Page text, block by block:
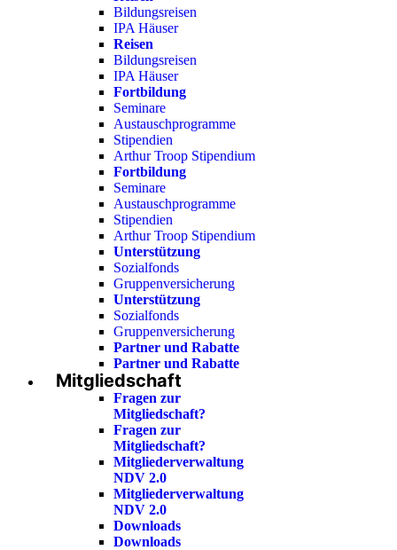
Bildungsreisen
IPA Häuser
Reisen
Bildungsreisen
IPA Häuser
Fortbildung
Seminare
Austauschprogramme
Stipendien
Arthur Troop Stipendium
Fortbildung
Seminare
Austauschprogramme
Stipendien
Arthur Troop Stipendium
Unterstützung
Sozialfonds
Gruppenversicherung
Unterstützung
Sozialfonds
Gruppenversicherung
Partner und Rabatte
Partner und Rabatte
Mitgliedschaft
Fragen zur
Mitgliedschaft?
Fragen zur
Mitgliedschaft?
Mitgliederverwaltung
NDV 2.0
Mitgliederverwaltung
NDV 2.0
Downloads
Downloads